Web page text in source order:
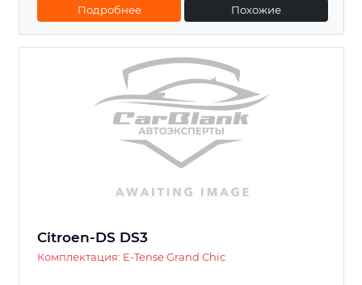
Подробнее Похожие
Citroen-DS DS3
Комплектация: E-Tense Grand Chic